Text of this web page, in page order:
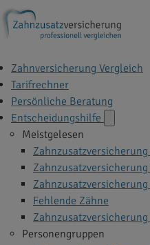
Zahnversicherung Vergleich
Tarifrechner
Persönliche Beratung
Entscheidungshilfe
Meistgelesen
Fehlende Zähne
Personengruppen